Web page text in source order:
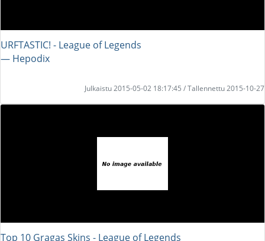
URFTASTIC! - League of Legends
― Hepodix
Julkaistu 2015-05-02 18:17:45 / Tallennettu 2015-10-27
Top 10 Gragas Skins - League of Legends